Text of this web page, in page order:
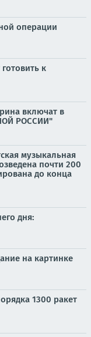
операции
к
включат в
РОССИИ"
музыкальная
почти 200
до конца
дня:
на картинке
1300 ракет